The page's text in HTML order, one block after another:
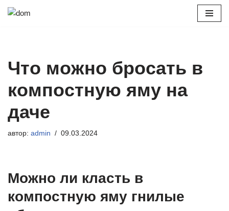
Что можно бросать в
компостную яму на
даче
автор: admin 09.03.2024
Можно ли класть в
компостную яму гнилые